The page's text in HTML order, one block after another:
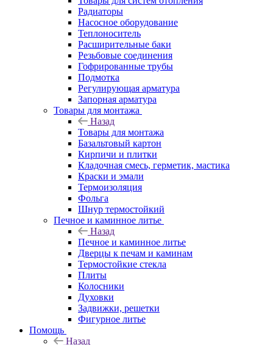
Радиаторы
Насосное оборудование
Теплоноситель
Расширительные баки
Резьбовые соединения
Гофрированные трубы
Подмотка
Регулирующая арматура
Запорная арматура
Товары для монтажа
Назад
Товары для монтажа
Базальтовый картон
Кирпичи и плитки
Кладочная смесь, герметик, мастика
Краски и эмали
Термоизоляция
Фольга
Шнур термостойкий
Печное и каминное литье
Назад
Печное и каминное литье
Дверцы к печам и каминам
Термостойкие стекла
Плиты
Колосники
Духовки
Задвижки, решетки
Фигурное литье
Помощь
Назад